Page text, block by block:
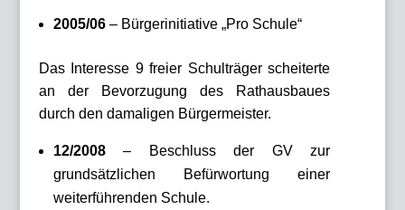
2005/06– Bürgerinitiative „Pro Schule“
Das Interesse 9 freier Schulträger scheiterte
an der Bevorzugung des Rathausbaues
durch den damaligen Bürgermeister.
12/2008– Beschluss der GV zur
grundsätzlichen Befürwortung einer
weiterführenden Schule.